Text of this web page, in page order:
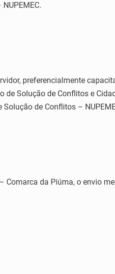
preferencialmente
Solução de Conflitos e
de Conflitos –
Comarca da Piúma, o envio